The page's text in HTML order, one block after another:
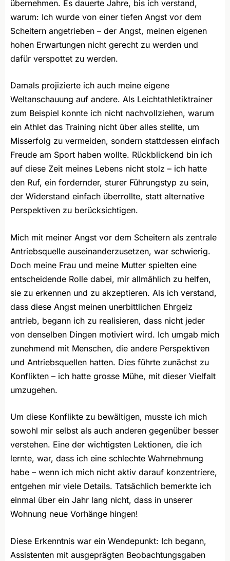
übernehmen. Es dauerte Jahre, bis ich verstand,
warum: Ich wurde von einer tiefen Angst vor dem
Scheitern angetrieben – der Angst, meinen eigenen
hohen Erwartungen nicht gerecht zu werden und
dafür verspottet zu werden.
Damals projizierte ich auch meine eigene
Weltanschauung auf andere. Als Leichtathletiktrainer
zum Beispiel konnte ich nicht nachvollziehen, warum
ein Athlet das Training nicht über alles stellte, um
Misserfolg zu vermeiden, sondern stattdessen einfach
Freude am Sport haben wollte. Rückblickend bin ich
auf diese Zeit meines Lebens nicht stolz – ich hatte
den Ruf, ein fordernder, sturer Führungstyp zu sein,
der Widerstand einfach überrollte, statt alternative
Perspektiven zu berücksichtigen.
Mich mit meiner Angst vor dem Scheitern als zentrale
Antriebsquelle auseinanderzusetzen, war schwierig.
Doch meine Frau und meine Mutter spielten eine
entscheidende Rolle dabei, mir allmählich zu helfen,
sie zu erkennen und zu akzeptieren. Als ich verstand,
dass diese Angst meinen unerbittlichen Ehrgeiz
antrieb, begann ich zu realisieren, dass nicht jeder
von denselben Dingen motiviert wird. Ich umgab mich
zunehmend mit Menschen, die andere Perspektiven
und Antriebsquellen hatten. Dies führte zunächst zu
Konflikten – ich hatte grosse Mühe, mit dieser Vielfalt
umzugehen.
Um diese Konflikte zu bewältigen, musste ich mich
sowohl mir selbst als auch anderen gegenüber besser
verstehen. Eine der wichtigsten Lektionen, die ich
lernte, war, dass ich eine schlechte Wahrnehmung
habe – wenn ich mich nicht aktiv darauf konzentriere,
entgehen mir viele Details. Tatsächlich bemerkte ich
einmal über ein Jahr lang nicht, dass in unserer
Wohnung neue Vorhänge hingen!
Diese Erkenntnis war ein Wendepunkt: Ich begann,
Assistenten mit ausgeprägten Beobachtungsgaben